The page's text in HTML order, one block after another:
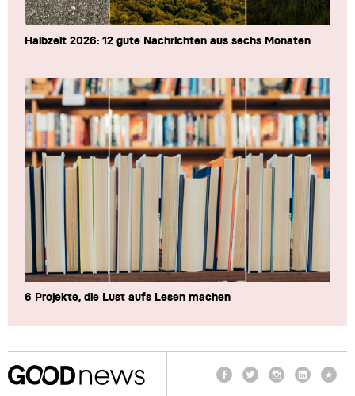
Halbzeit 2026: 12 gute Nachrichten aus sechs Monaten
6 Projekte, die Lust aufs Lesen machen